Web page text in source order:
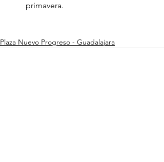
primavera.
Plaza Nuevo Progreso - Guadalajara